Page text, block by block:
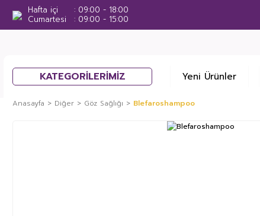
Hafta içi
09:00 - 18:00
Cumartesi
09:00 - 15:00
KATEGORİLERİMİZ Yeni Ürünler
Anasayfa Diğer Göz Sağlığı Blefaroshampoo